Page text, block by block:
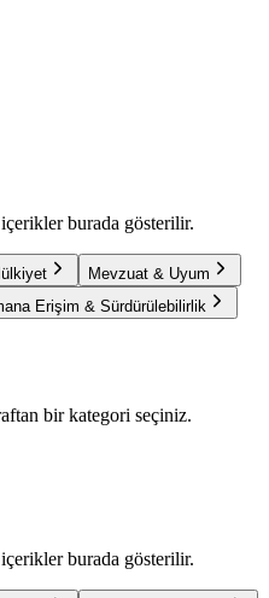
burada gösterilir.
Mevzuat & Uyum
Erişim & Sürdürülebilirlik
bir kategori seçiniz.
burada gösterilir.